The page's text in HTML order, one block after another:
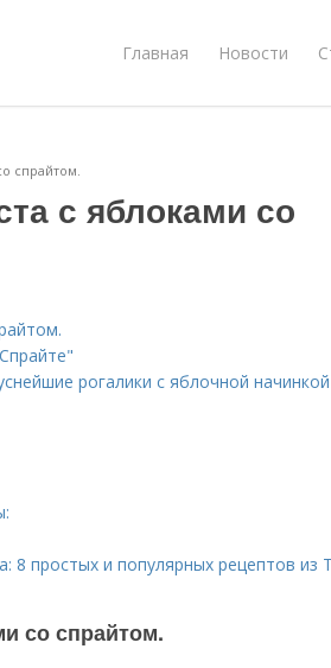
Главная Новости
спрайтом.
с яблоками со
рогалики с яблочной
8 простых и популярных рецептов из
со спрайтом.